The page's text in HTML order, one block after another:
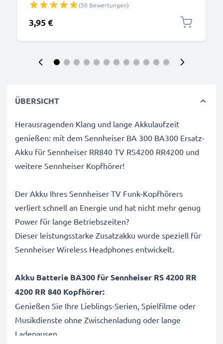
(50 Bewertungen)
3,95 €
ÜBERSICHT
Herausragenden Klang und lange Akkulaufzeit
genießen: mit dem Sennheiser BA 300 BA300 Ersatz-
Akku für Sennheiser RR840 TV RS4200 RR4200 und
weitere Sennheiser Kopfhörer!
Der Akku Ihres Sennheiser TV Funk-Kopfhörers
verliert schnell an Energie und hat nicht mehr genug
Power für lange Betriebszeiten?
Dieser leistungsstarke Zusatzakku wurde speziell für
Sennheiser Wireless Headphones entwickelt.
Akku Batterie BA300 für Sennheiser RS 4200 RR
4200 RR 840 Kopfhörer:
Genießen Sie Ihre Lieblings-Serien, Spielfilme oder
Musikdienste ohne Zwischenladung oder lange
Ladepausen.